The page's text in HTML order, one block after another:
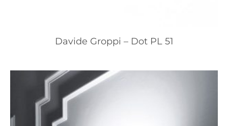
Davide Groppi – Dot PL 51